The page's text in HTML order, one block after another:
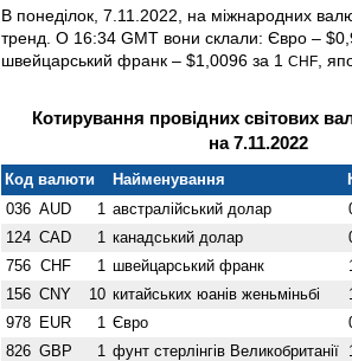
В понеділок, 7.11.2022, на міжнародних
тренд. О 16:34 GMT вони склали: Євро –
швейцарський франк – $1,0096 за 1 CHF ,
Котирування провідних світових
на 7.11.2022
Код валюти Найменування
036 AUD 1 австралійський долар
124 CAD 1 канадський долар
756 CHF 1 швейцарський франк
156 CNY 10 китайських юанів женьмiньбi
978 EUR 1 Євро
826 GBP 1 фунт стерлінгів Велико­британії